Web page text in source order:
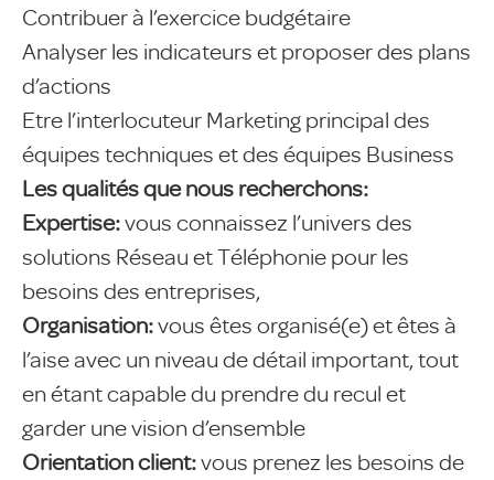
Contribuer à l’exercice budgétaire
Analyser les indicateurs et proposer des plans
d’actions
Etre l’interlocuteur Marketing principal des
équipes techniques et des équipes Business
Les qualités que nous recherchons:
Expertise:vous connaissez l’univers des
solutions Réseau et Téléphonie pour les
besoins des entreprises,
Organisation:vous êtes organisé(e) et êtes à
l’aise avec un niveau de détail important, tout
en étant capable du prendre du recul et
garder une vision d’ensemble
Orientation client:vous prenez les besoins de